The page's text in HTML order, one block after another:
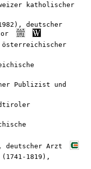
katholischer
deutscher
österreichischer
Publizist und
deutscher Arzt
(1741-1819),